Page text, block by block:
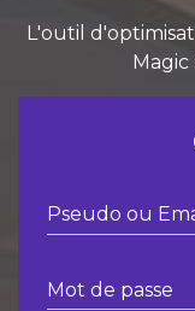
L'outil
Pseudo ou
Mot de passe